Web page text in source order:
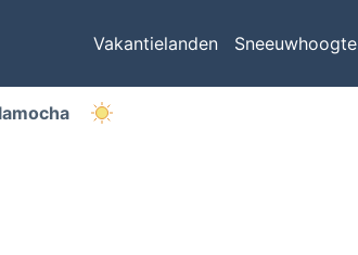
Vakantielanden Sneeuwhoogte